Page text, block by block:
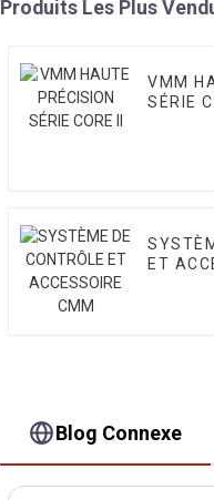
Produits Les Plus
VMM
SÉRIE
ET
Blog Connexe